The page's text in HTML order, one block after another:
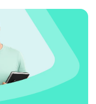
различную
глазам, торпеда
ассоциируется с
частным
вообще по
будто ты сидишь
люксовом
столько все
исполнено в
не перестаёшь ей